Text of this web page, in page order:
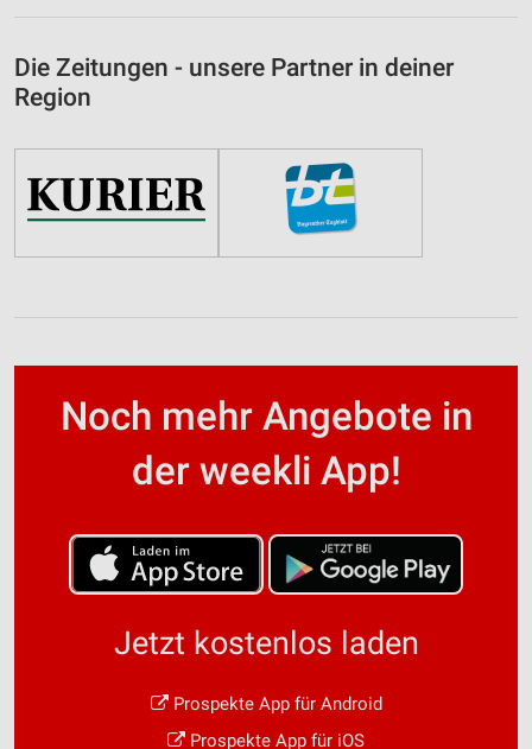
Die Zeitungen - unsere Partner in deiner
Region
Noch mehr Angebote in
der weekli App!
Jetzt kostenlos laden
Prospekte App für Android
Prospekte App für iOS